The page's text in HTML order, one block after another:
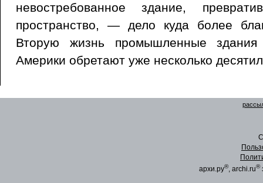
невостребованное здание,
пространство, — дело куда более
Вторую жизнь промышленные
Америки обретают уже несколько
архи.ру®, archi.ru®